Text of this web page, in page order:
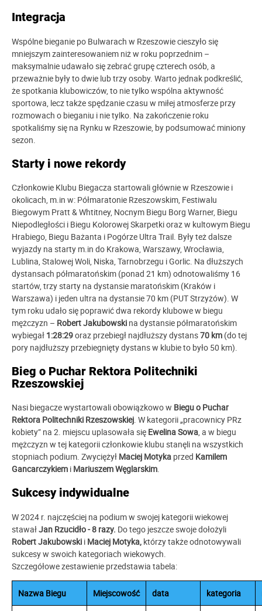
Integracja
Wspólne bieganie po Bulwarach w Rzeszowie cieszyło się
mniejszym zainteresowaniem niż w roku poprzednim –
maksymalnie udawało się zebrać grupę czterech osób, a
przeważnie były to dwie lub trzy osoby. Warto jednak podkreślić,
że spotkania klubowiczów, to nie tylko wspólna aktywność
sportowa, lecz także spędzanie czasu w miłej atmosferze przy
rozmowach o bieganiu i nie tylko. Na zakończenie roku
spotkaliśmy się na Rynku w Rzeszowie, by podsumować miniony
sezon.
Starty i nowe rekordy
Członkowie Klubu Biegacza startowali głównie w Rzeszowie i
okolicach, m.in w: Półmaratonie Rzeszowskim, Festiwalu
Biegowym Pratt & Whtitney, Nocnym Biegu Borg Warner, Biegu
Niepodległości i Biegu Kolorowej Skarpetki oraz w kultowym Biegu
Hrabiego, Biegu Bażanta i Pogórze Ultra Trail. Były też dalsze
wyjazdy na starty m.in do Krakowa, Warszawy, Wrocławia,
Lublina, Stalowej Woli, Niska, Tarnobrzegu i Gorlic. Na dłuższych
dystansach półmaratońskim (ponad 21 km) odnotowaliśmy 16
startów, trzy starty na dystansie maratońskim (Kraków i
Warszawa) i jeden ultra na dystansie 70 km (PUT Strzyżów). W
tym roku udało się poprawić dwa rekordy klubowe w biegu
mężczyzn – Robert Jakubowski na dystansie półmaratońskim
wybiegał 1:28:29oraz przebiegł najdłuższy dystans70 km (do tej
pory najdłuższy przebiegnięty dystans w klubie to było 50 km).
Bieg o Puchar Rektora Politechniki
Rzeszowskiej
Nasi biegacze wystartowali obowiązkowo w Biegu o Puchar
Rektora Politechniki Rzeszowskiej. W kategorii „pracownicy PRz
kobiety” na 2. miejscu uplasowała się Ewelina Sowa, a w biegu
mężczyzn w tej kategorii członkowie klubu stanęli na wszystkich
stopniach podium. Zwyciężył Maciej Motyka przed Kamilem
Gancarczykiem i Mariuszem Węglarskim.
Sukcesy indywidualne
W 2024 r. najczęściej na podium w swojej kategorii wiekowej
stawałJan Rzucidło - 8 razy. Do tego jeszcze swoje dołożyli
Robert Jakubowski i Maciej Motyka, którzy także odnotowywali
sukcesy w swoich kategoriach wiekowych.
Szczegółowe zestawienie przedstawia tabela:
Nazwa Biegu Miejscowość data kategoria